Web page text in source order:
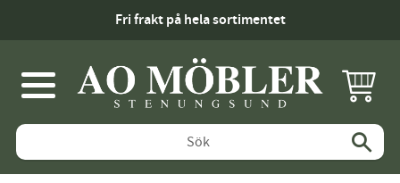
Fri frakt på hela sortimentet
Meny